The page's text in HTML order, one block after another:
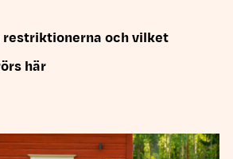
restriktionerna och vilket
här